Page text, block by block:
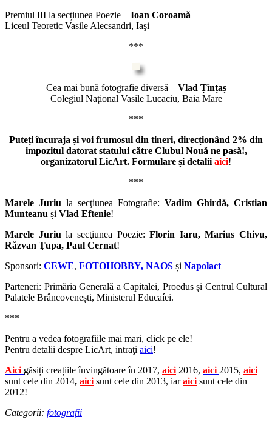
Premiul III la secțiunea Poezie – Ioan Coroamă
Liceul Teoretic Vasile Alecsandri, Iaşi
***
Cea mai bună fotografie diversă – Vlad Țînțaș
Colegiul Național Vasile Lucaciu, Baia Mare
***
Puteți încuraja și voi frumosul din tineri, direcționând 2% din
impozitul datorat statului către Clubul Nouă ne pasă!,
organizatorul LicArt. Formulare și detalii aici!
***
Marele Juriu la secţiunea Fotografie: Vadim Ghirdă, Cristian
Munteanu și Vlad Eftenie!
Marele Juriu la secţiunea Poezie:Florin Iaru, Marius Chivu,
Răzvan Ţupa, Paul Cernat!
Sponsori: CEWE, FOTOHOBBY, NAOS și Napolact
Parteneri: Primăria Generală a Capitalei, Proedus și Centrul Cultural
Palatele Brâncovenești, Ministerul Educaíei.
***
Pentru a vedea fotografiile mai mari, click pe ele!
Pentru detalii despre LicArt, intraţi aici!
Aici găsiți creațiile învingătoare în 2017, aici 2016, aici 2015, aici
sunt cele din 2014, aici sunt cele din 2013, iar aici sunt cele din
2012!
Categorii: fotografii